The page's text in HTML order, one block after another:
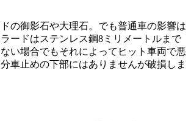
の御影石や大理石。でも普通車の影響は
ードはステンレス鋼8ミリメートルまで
い場合でもそれによってヒット車両で悪
車止めの下部にはありませんが破損しま